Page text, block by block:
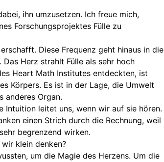
ihn umzusetzen. Ich freue mich,
Forschungsprojektes Fülle zu
Diese Frequenz geht hinaus in die
Herz strahlt Fülle als sehr hoch
Heart Math Institutes entdeckten, ist
Körpers. Es ist in der Lage, die Umwelt
anderes Organ.
Intuition leitet uns, wenn wir auf sie hören.
einen Strich durch die Rechnung, weil
begrenzend wirken.
klein denken?
um die Magie des Herzens. Um die